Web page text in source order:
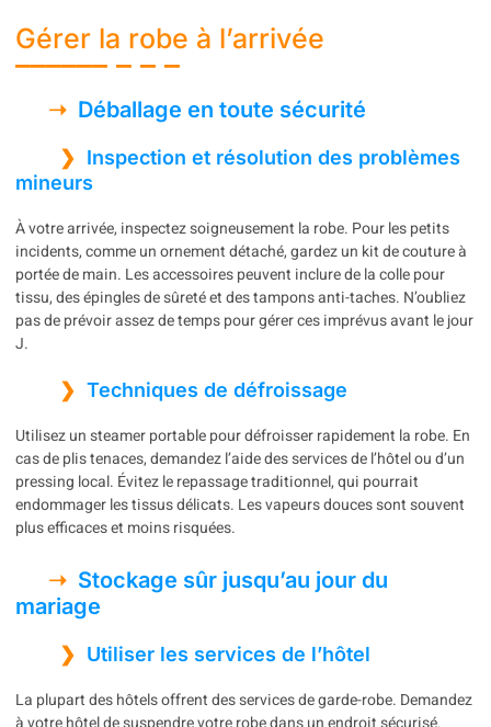
Gérer la robe à l’arrivée
Déballage en toute sécurité
Inspection et résolution des problèmes
mineurs
À votre arrivée, inspectez soigneusement la robe. Pour les petits
incidents, comme un ornement détaché, gardez un kit de couture à
portée de main. Les accessoires peuvent inclure de la colle pour
tissu, des épingles de sûreté et des tampons anti-taches. N’oubliez
pas de prévoir assez de temps pour gérer ces imprévus avant le jour
J.
Techniques de défroissage
Utilisez un steamer portable pour défroisser rapidement la robe. En
cas de plis tenaces, demandez l’aide des services de l’hôtel ou d’un
pressing local. Évitez le repassage traditionnel, qui pourrait
endommager les tissus délicats. Les vapeurs douces sont souvent
plus efficaces et moins risquées.
Stockage sûr jusqu’au jour du
mariage
Utiliser les services de l’hôtel
La plupart des hôtels offrent des services de garde-robe. Demandez